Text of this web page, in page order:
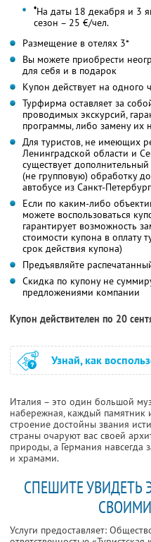
•На даты 18 декабря и 3
сезон – 25 €/чел.
Размещение в отелях 3*
Вы можете приобрести
для себя и в подарок
Купон действует на одного
Турфирма оставляет за
проводимых экскурсий,
программы, либо замену их
Для туристов, не имеющих
Ленинградской области и
существует
(не групповую) обработку
автобусе из Санкт-
Если по каким-либо
можете воспользоваться
гарантирует возможность
стоимости купона в оплату
срок действия купона)
Предъявляйте
Скидка по купону не
предложениями компании
Купон действителен по 20
Узнай, как
Италия – это один большой
набережная, каждый памятник
строение достойны звания
страны очаруют вас своей
природы, а Германия навсегда
и храмами.
СПЕШИТЕ УВИДЕТЬ
Услуги предоставляет: